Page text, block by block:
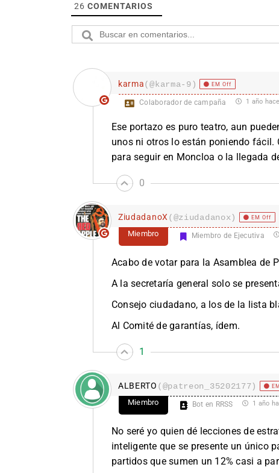
26 COMENTARIOS
karma(@karma-9) EM Off
Colaborador de campaña 1 año hace
Ese portazo es puro teatro, aun
unos ni otros lo están poniendo fácil.
para seguir en Moncloa o la llegada
0
ZiudadanoX (@ziudadanox) EM Off
Miembro Miembro de Ejecutiva
Acabo de votar para la Asamblea de
A la secretaría general solo se
Consejo ciudadano, a los de la lista
Al Comité de garantías, ídem.
1
ALBERTO (@patreon_35202177)
Miembro Bot en RRSS 1 año
No seré yo quien dé lecciones de
inteligente que se presente un único
partidos que sumen un 12% casi a